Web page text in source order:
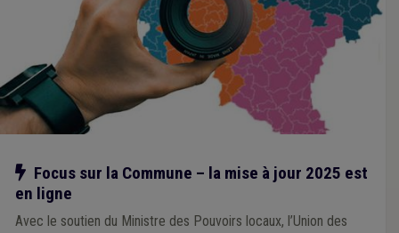
Notre action
Focus sur la Commune – la mise à jour 2025 est
en ligne
Avec le soutien du Ministre des Pouvoirs locaux, l’Union des